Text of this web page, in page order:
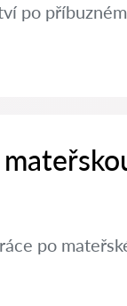
po
po